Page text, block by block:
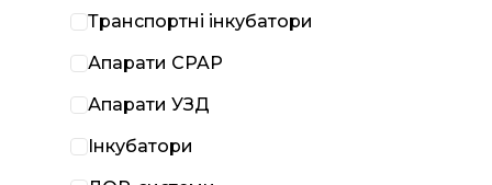
Транспортні інкубатори
Апарати CPAP
Апарати УЗД
Інкубатори